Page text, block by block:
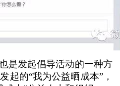
发起倡导活动的一种方
起的“我为公益晒成本”，